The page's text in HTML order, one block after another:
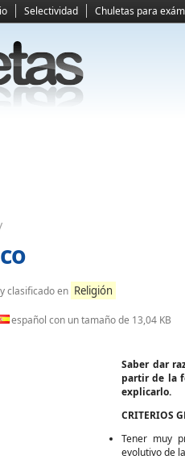
Selectividad Chuletas para
y clasificado en Religión
español con un tamaño de 13,04 KB
Saber dar
partir de la
explicarlo.
CRITERIOS
Tener muy
evolutivo de